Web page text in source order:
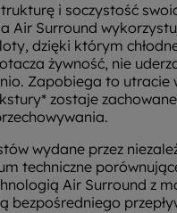
i soczystość
Air Surround
dzięki którym
żywność, nie
Zapobiega to utracie
zostaje
wydane przez
techniczne
Air Surround z
bezpośredniego